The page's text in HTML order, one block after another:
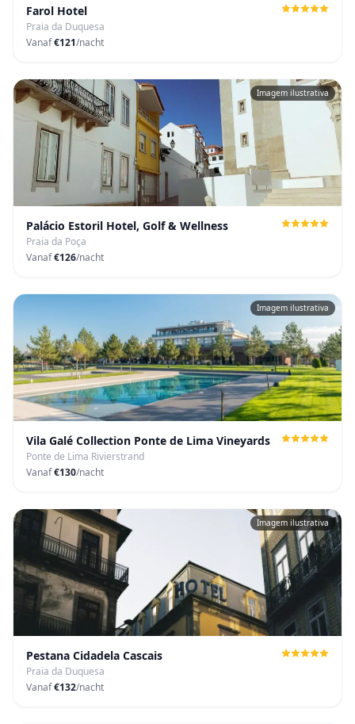
Farol Hotel
Praia da Duquesa
Vanaf€121/nacht
Imagem ilustrativa
Palácio Estoril Hotel, Golf & Wellness
Praia da Poça
Vanaf€126/nacht
Imagem ilustrativa
Vila Galé Collection Ponte de Lima Vineyards
Ponte de Lima Rivierstrand
Vanaf€130/nacht
Imagem ilustrativa
Pestana Cidadela Cascais
Praia da Duquesa
Vanaf€132/nacht